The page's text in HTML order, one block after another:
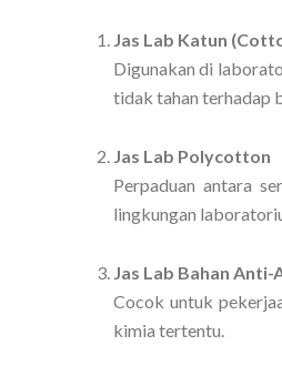
Jas Lab Katun
Digunakan di
tidak tahan terhadap
Jas Lab Polycotton
Perpaduan antara
lingkungan
Jas Lab Bahan
Cocok untuk
kimia tertentu.